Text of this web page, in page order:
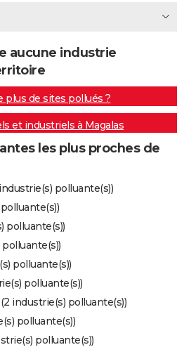
aucune industrie
plus de sites pollués ?
et industriels à Magalas
les plus proches de
polluante(s))
polluante(s))
polluante(s))
polluante(s))
polluante(s))
industrie(s) polluante(s))
polluante(s))
polluante(s))